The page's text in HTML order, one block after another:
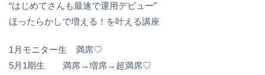
“はじめてさんも最速で運用デビュー”
ほったらかしで増える！を叶える講座
1月モニター生 満席♡
⁡5月1期生 満席→増席→超満席♡